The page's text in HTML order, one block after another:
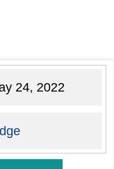
24, 2022